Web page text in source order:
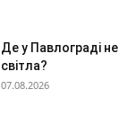
Де у Павлограді
світла?
07.08.2026